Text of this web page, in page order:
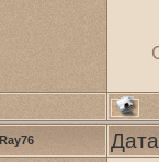
Ray76